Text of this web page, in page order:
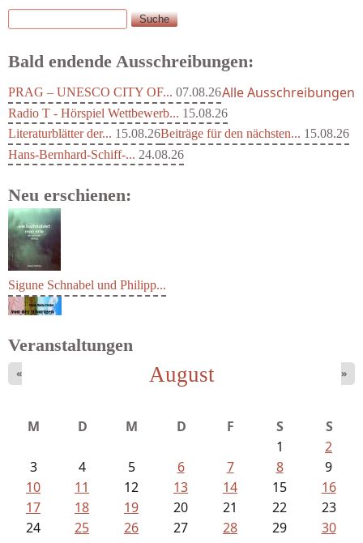
Suchformular
Suche
Bald endende Ausschreibungen:
PRAG – UNESCO CITY OF... 07.08.26
Radio T - Hörspiel Wettbewerb... 15.08.26
Literaturblätter der... 15.08.26Beiträge für den nächsten... 15.08.26
Hans-Bernhard-Schiff-... 24.08.26
Alle Ausschreibungen
Neu erschienen:
Sigune Schnabel und Philipp...
Veranstaltungen
August
« »
M D M D F S
S
1
2
3
4 5 6 7 8
9
10
11 12 13 14 15
16
17
18 19 20 21 22
23
24
25 26 27 28 29
30